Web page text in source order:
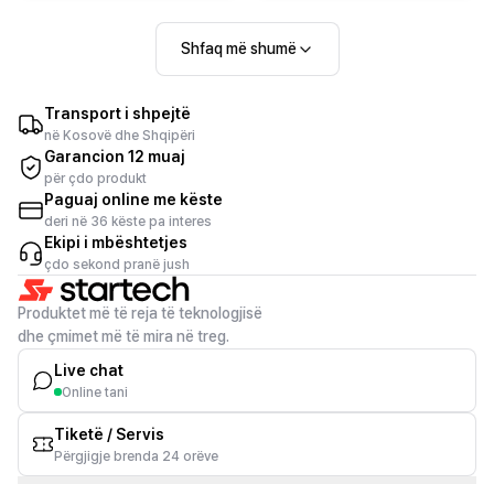
Shfaq më shumë
Transport i shpejtë
në Kosovë dhe Shqipëri
Garancion 12 muaj
për çdo produkt
Paguaj online me këste
deri në 36 këste pa interes
Ekipi i mbështetjes
çdo sekond pranë jush
Produktet më të reja të teknologjisë
dhe çmimet më të mira në treg.
Live chat
Online tani
Tiketë / Servis
Përgjigje brenda 24 orëve